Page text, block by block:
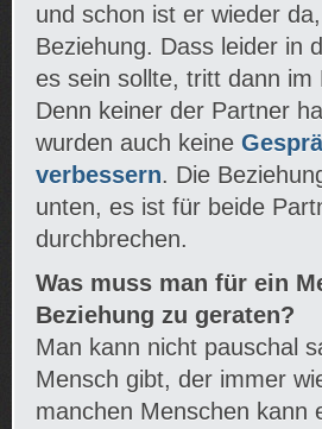
und schon ist er wieder
Beziehung. Dass leider in
es sein sollte, tritt dann
Denn keiner der Partner
wurden auch keine
verbessern. Die
unten, es ist für beide
durchbrechen.
Was muss man für ein
Beziehung zu geraten?
Man kann nicht pauschal
Mensch gibt, der immer
manchen Menschen kann